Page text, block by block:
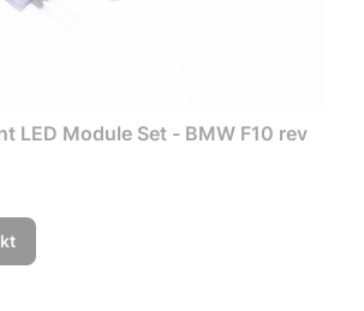
LED Module Set - BMW F10 rev